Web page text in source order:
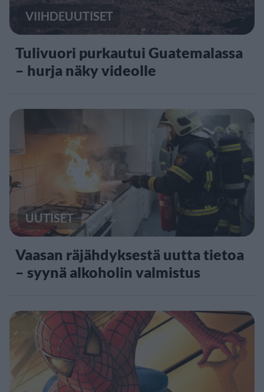
VIIHDEUUTISET
Tulivuori purkautui Guatemalassa
– hurja näky videolle
UUTISET
Vaasan räjähdyksestä uutta tietoa
– syynä alkoholin valmistus